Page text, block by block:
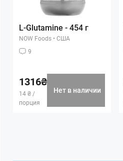
L-Glutamine - 454 г
NOW Foods • США
9
1316₴
14 ₴ /
порция
Нет в наличии